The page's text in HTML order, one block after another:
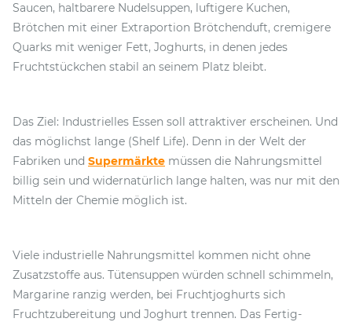
Saucen, haltbarere Nudelsuppen, luftigere Kuchen,
Brötchen mit einer Extraportion Brötchenduft, cremigere
Quarks mit weniger Fett, Joghurts, in denen jedes
Fruchtstückchen stabil an seinem Platz bleibt.
Das Ziel: Industrielles Essen soll attraktiver erscheinen. Und
das möglichst lange (Shelf Life). Denn in der Welt der
Fabriken und Supermärkte müssen die Nahrungsmittel
billig sein und widernatürlich lange halten, was nur mit den
Mitteln der Chemie möglich ist.
Viele industrielle Nahrungsmittel kommen nicht ohne
Zusatzstoffe aus. Tütensuppen würden schnell schimmeln,
Margarine ranzig werden, bei Fruchtjoghurts sich
Fruchtzubereitung und Joghurt trennen. Das Fertig-